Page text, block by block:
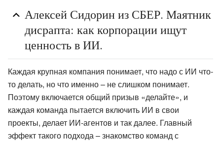
Алексей Сидорин из СБЕР. Маятник
дисрапта: как корпорации ищут
ценность в ИИ.
Каждая крупная компания понимает, что надо с ИИ что-
то делать, но что именно – не слишком понимает.
Поэтому включается общий призыв «делайте», и
каждая команда пытается включить ИИ в свои
проекты, делает ИИ-агентов и так далее. Главный
эффект такого подхода – знакомство команд с